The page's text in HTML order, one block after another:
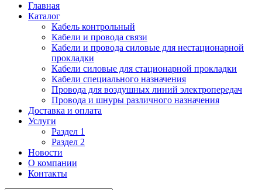
Главная
Каталог
Кабель контрольный
Кабели и провода связи
Кабели и провода силовые для нестационарной
прокладки
Кабели силовые для стационарной прокладки
Кабели специального назначения
Провода для воздушных линий электропередач
Провода и шнуры различного назначения
Доставка и оплата
Услуги
Раздел 1
Раздел 2
Новости
О компании
Контакты